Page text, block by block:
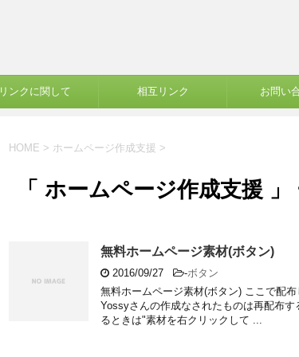
リンクに関して 相互リンク お問い
HOME > ホームページ作成支援 >
「 ホームページ作成支援 」
無料ホームページ素材(ボタン)
2016/09/27 -ボタン
無料ホームページ素材(ボタン) ここで配
Yossyさんの作成なされたものは再配布
るときは"素材を右クリックして ...